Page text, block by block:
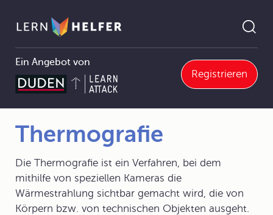
Ein Angebot von
Registrieren
Pfadnavigation
Physik 3 Wärmelehre 3.4 Wärmeübertragung Thermografie
Thermografie
Die Thermografie ist ein Verfahren, bei dem
mithilfe von speziellen Kameras die
Wärmestrahlung sichtbar gemacht wird, die von
Körpern bzw. von technischen Objekten ausgeht.